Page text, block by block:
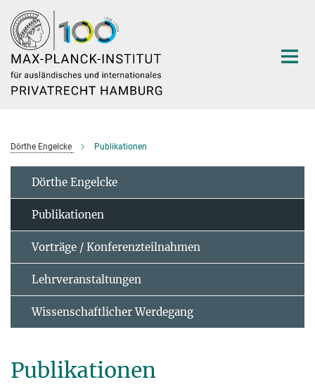
Hauptinhalt
Dörthe Engelcke Publikationen
Dörthe Engelcke
Publikationen
Vorträge / Konferenzteilnahmen
Lehrveranstaltungen
Wissenschaftlicher Werdegang
Publikationen